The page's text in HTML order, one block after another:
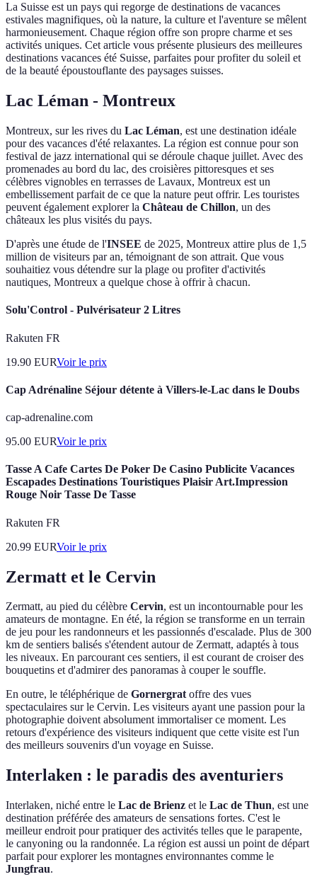
La Suisse est un pays qui regorge de destinations de vacances
estivales magnifiques, où la nature, la culture et l'aventure se mêlent
harmonieusement. Chaque région offre son propre charme et ses
activités uniques. Cet article vous présente plusieurs des meilleures
destinations vacances été Suisse, parfaites pour profiter du soleil et
de la beauté époustouflante des paysages suisses.
Lac Léman - Montreux
Montreux, sur les rives du Lac Léman, est une destination idéale
pour des vacances d'été relaxantes. La région est connue pour son
festival de jazz international qui se déroule chaque juillet. Avec des
promenades au bord du lac, des croisières pittoresques et ses
célèbres vignobles en terrasses de Lavaux, Montreux est un
embellissement parfait de ce que la nature peut offrir. Les touristes
peuvent également explorer la Château de Chillon, un des
châteaux les plus visités du pays.
D'après une étude de l'INSEE de 2025, Montreux attire plus de 1,5
million de visiteurs par an, témoignant de son attrait. Que vous
souhaitiez vous détendre sur la plage ou profiter d'activités
nautiques, Montreux a quelque chose à offrir à chacun.
Solu'Control - Pulvérisateur 2 Litres
Rakuten FR
19.90 EURVoir le prix
Cap Adrénaline Séjour détente à Villers-le-Lac dans le Doubs
cap-adrenaline.com
95.00 EURVoir le prix
Tasse A Cafe Cartes De Poker De Casino Publicite Vacances
Escapades Destinations Touristiques Plaisir Art.Impression
Rouge Noir Tasse De Tasse
Rakuten FR
20.99 EURVoir le prix
Zermatt et le Cervin
Zermatt, au pied du célèbre Cervin, est un incontournable pour les
amateurs de montagne. En été, la région se transforme en un terrain
de jeu pour les randonneurs et les passionnés d'escalade. Plus de 300
km de sentiers balisés s'étendent autour de Zermatt, adaptés à tous
les niveaux. En parcourant ces sentiers, il est courant de croiser des
bouquetins et d'admirer des panoramas à couper le souffle.
En outre, le téléphérique de Gornergratoffre des vues
spectaculaires sur le Cervin. Les visiteurs ayant une passion pour la
photographie doivent absolument immortaliser ce moment. Les
retours d'expérience des visiteurs indiquent que cette visite est l'un
des meilleurs souvenirs d'un voyage en Suisse.
Interlaken : le paradis des aventuriers
Interlaken, niché entre le Lac de Brienz et le Lac de Thun, est une
destination préférée des amateurs de sensations fortes. C'est le
meilleur endroit pour pratiquer des activités telles que le parapente,
le canyoning ou la randonnée. La région est aussi un point de départ
parfait pour explorer les montagnes environnantes comme le
Jungfrau.